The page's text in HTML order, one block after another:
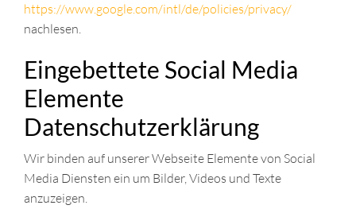
https://www.google.com/intl/de/policies/privacy/
nachlesen.
Eingebettete Social Media
Elemente
Datenschutzerklärung
Wir binden auf unserer Webseite Elemente von Social
Media Diensten ein um Bilder, Videos und Texte
anzuzeigen.